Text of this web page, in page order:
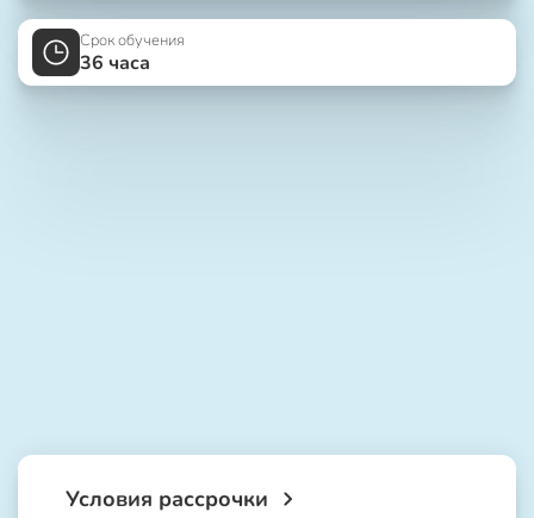
Срок обучения
36 часа
Условия рассрочки